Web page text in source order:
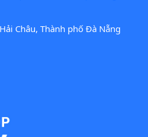
Châu, Thành phố Đà Nẵng